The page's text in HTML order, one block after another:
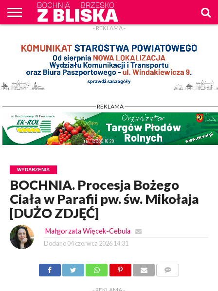
WPROST
REKLAM
- REKLAMA -
- REKLAMA -
WYDARZENIA
BOCHNIA. Procesja Bożego
Ciała w Parafii pw. św. Mikołaja
[DUŻO ZDJĘĆ]
Małgorzata Więcek-Cebula
Dodano 04 czerwca 2026 14:31